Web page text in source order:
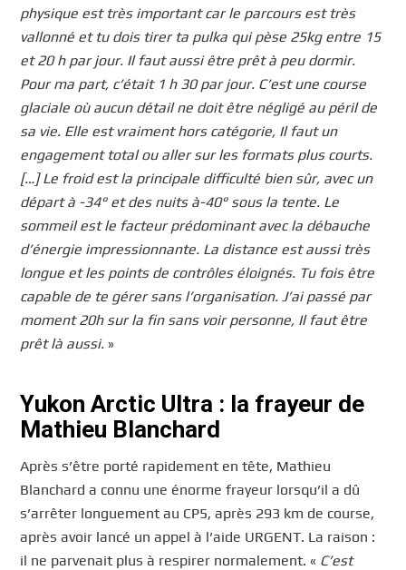
physique est très important car le parcours est très
vallonné et tu dois tirer ta pulka qui pèse 25kg entre 15
et 20 h par jour. Il faut aussi être prêt à peu dormir.
Pour ma part, c’était 1 h 30 par jour. C’est une course
glaciale où aucun détail ne doit être négligé au péril de
sa vie. Elle est vraiment hors catégorie, Il faut un
engagement total ou aller sur les formats plus courts.
[…] Le froid est la principale difficulté bien sûr, avec un
départ à -34° et des nuits à-40° sous la tente. Le
sommeil est le facteur prédominant avec la débauche
d’énergie impressionnante. La distance est aussi très
longue et les points de contrôles éloignés. Tu fois être
capable de te gérer sans l’organisation. J’ai passé par
moment 20h sur la fin sans voir personne, Il faut être
prêt là aussi. »
Yukon Arctic Ultra : la frayeur de
Mathieu Blanchard
Après s’être porté rapidement en tête, Mathieu
Blanchard a connu une énorme frayeur lorsqu’il a dû
s’arrêter longuement au CP5, après 293 km de course,
après avoir lancé un appel à l’aide URGENT. La raison :
il ne parvenait plus à respirer normalement. « C’est